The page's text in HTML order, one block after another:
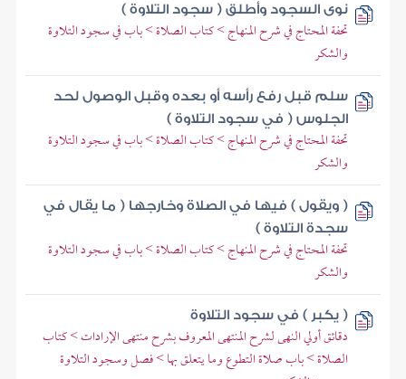
نوى السجود وأطلق ( سجود التلاوة )
تحفة المحتاج في شرح المنهاج > كتاب الصلاة > باب في سجود التلاوة
والشكر
سلم قبل رفع رأسه أو بعده وقبل الوصول لحد
الجلوس ( في سجود التلاوة )
تحفة المحتاج في شرح المنهاج > كتاب الصلاة > باب في سجود التلاوة
والشكر
( ويقول ) فيها في الصلاة وخارجها ( ما يقال في
سجدة التلاوة )
تحفة المحتاج في شرح المنهاج > كتاب الصلاة > باب في سجود التلاوة
والشكر
( يكبر ) في سجود التلاوة
دقائق أولي النهى لشرح المنتهى المعروف بشرح منتهى الإرادات > كتاب
الصلاة > باب صلاة التطوع وما يتعلق بها > فصل وسجود التلاوة